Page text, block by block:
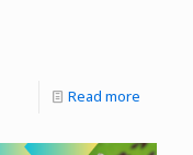
Read more